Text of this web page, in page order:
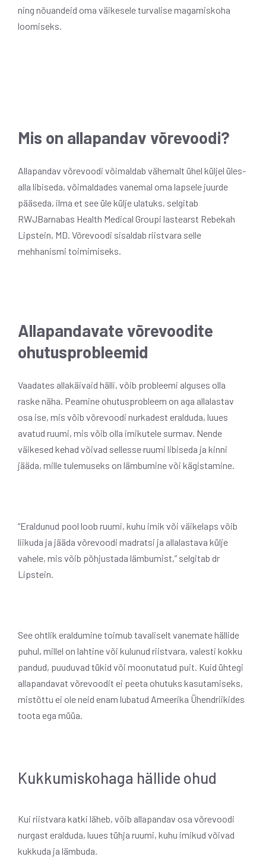
ning nõuandeid oma väikesele turvalise magamiskoha
loomiseks.
Mis on allapandav võrevoodi?
Allapandav võrevoodi võimaldab vähemalt ühel küljel üles-
alla libiseda, võimaldades vanemal oma lapsele juurde
pääseda, ilma et see üle külje ulatuks, selgitab
RWJBarnabas Health Medical Groupi lastearst Rebekah
Lipstein, MD. Võrevoodi sisaldab riistvara selle
mehhanismi toimimiseks.
Allapandavate võrevoodite
ohutusprobleemid
Vaadates allakäivaid hälli, võib probleemi alguses olla
raske näha. Peamine ohutusprobleem on aga allalastav
osa ise, mis võib võrevoodi nurkadest eralduda, luues
avatud ruumi, mis võib olla imikutele surmav. Nende
väikesed kehad võivad sellesse ruumi libiseda ja kinni
jääda, mille tulemuseks on lämbumine või kägistamine.
“Eraldunud pool loob ruumi, kuhu imik või väikelaps võib
liikuda ja jääda võrevoodi madratsi ja allalastava külje
vahele, mis võib põhjustada lämbumist,” selgitab dr
Lipstein.
See ohtlik eraldumine toimub tavaliselt vanemate hällide
puhul, millel on lahtine või kulunud riistvara, valesti kokku
pandud, puuduvad tükid või moonutatud puit. Kuid ühtegi
allapandavat võrevoodit ei peeta ohutuks kasutamiseks,
mistõttu ei ole neid enam lubatud Ameerika Ühendriikides
toota ega müüa.
Kukkumiskohaga hällide ohud
Kui riistvara katki läheb, võib allapandav osa võrevoodi
nurgast eralduda, luues tühja ruumi, kuhu imikud võivad
kukkuda ja lämbuda.